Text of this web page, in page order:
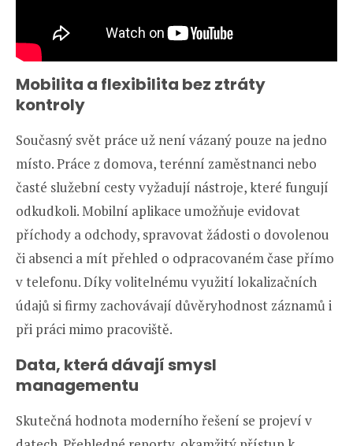
Mobilita a flexibilita bez ztráty
kontroly
Současný svět práce už není vázaný pouze na jedno
místo. Práce z domova, terénní zaměstnanci nebo
časté služební cesty vyžadují nástroje, které fungují
odkudkoli. Mobilní aplikace umožňuje evidovat
příchody a odchody, spravovat žádosti o dovolenou
či absenci a mít přehled o odpracovaném čase přímo
v telefonu. Díky volitelnému využití lokalizačních
údajů si firmy zachovávají důvěryhodnost záznamů i
při práci mimo pracoviště.
Data, která dávají smysl
managementu
Skutečná hodnota moderního řešení se projeví v